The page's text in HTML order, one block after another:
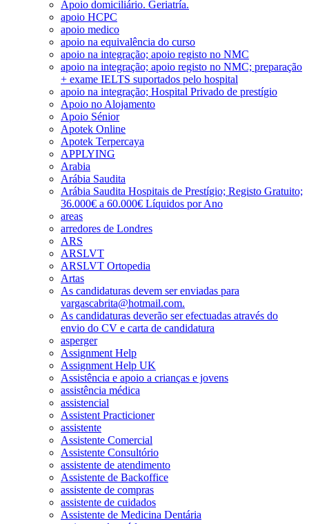
Apoio domiciliário. Geriatría.
apoio HCPC
apoio medico
apoio na equivalência do curso
apoio na integração; apoio registo no NMC
apoio na integração; apoio registo no NMC; preparação
+ exame IELTS suportados pelo hospital
apoio na integração; Hospital Privado de prestígio
Apoio no Alojamento
Apoio Sénior
Apotek Online
Apotek Terpercaya
APPLYING
Arabia
Arábia Saudita
Arábia Saudita Hospitais de Prestígio; Registo Gratuito;
36.000€ a 60.000€ Líquidos por Ano
areas
arredores de Londres
ARS
ARSLVT
ARSLVT Ortopedia
Artas
As candidaturas devem ser enviadas para
vargascabrita@hotmail.com.
As candidaturas deverão ser efectuadas através do
envio do CV e carta de candidatura
asperger
Assignment Help
Assignment Help UK
Assistência e apoio a crianças e jovens
assistência médica
assistencial
Assistent Practicioner
assistente
Assistente Comercial
Assistente Consultório
assistente de atendimento
Assistente de Backoffice
assistente de compras
assistente de cuidados
Assistente de Medicina Dentária